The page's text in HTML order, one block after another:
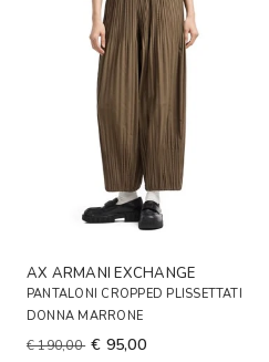
AX ARMANI EXCHANGE
PANTALONI CROPPED PLISSETTATI
DONNA MARRONE
€ 190,00 € 95,00